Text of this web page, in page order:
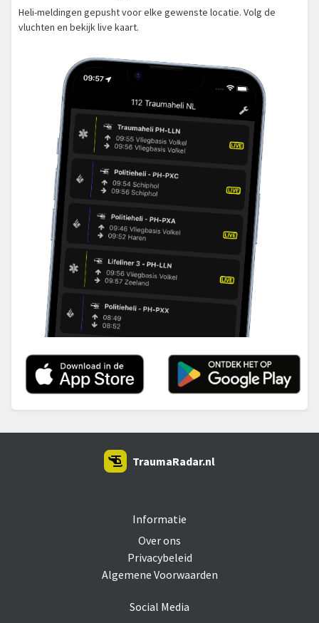
Heli-meldingen gepusht voor elke gewenste locatie. Volg de
vluchten en bekijk live kaart.
Informatie
Over ons
Privacybeleid
Algemene Voorwaarden
Social Media
TraumaRadar.nl